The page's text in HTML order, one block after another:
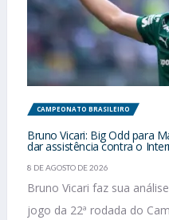
CAMPEONATO BRASILEIRO
Bruno Vicari: Big Odd para
dar assistência contra o
8 DE AGOSTO DE 2026
Bruno Vicari faz sua
jogo da 22ª rodada do